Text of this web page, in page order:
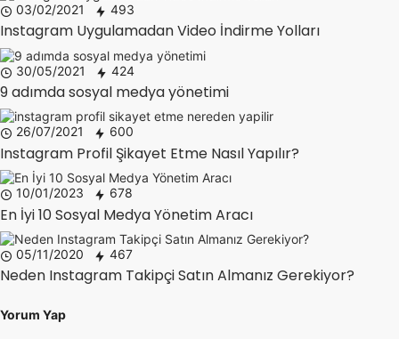
03/02/2021 493
Instagram Uygulamadan Video İndirme Yolları
30/05/2021 424
9 adımda sosyal medya yönetimi
26/07/2021 600
Instagram Profil Şikayet Etme Nasıl Yapılır?
10/01/2023 678
En İyi 10 Sosyal Medya Yönetim Aracı
05/11/2020 467
Neden Instagram Takipçi Satın Almanız Gerekiyor?
Yorum Yap